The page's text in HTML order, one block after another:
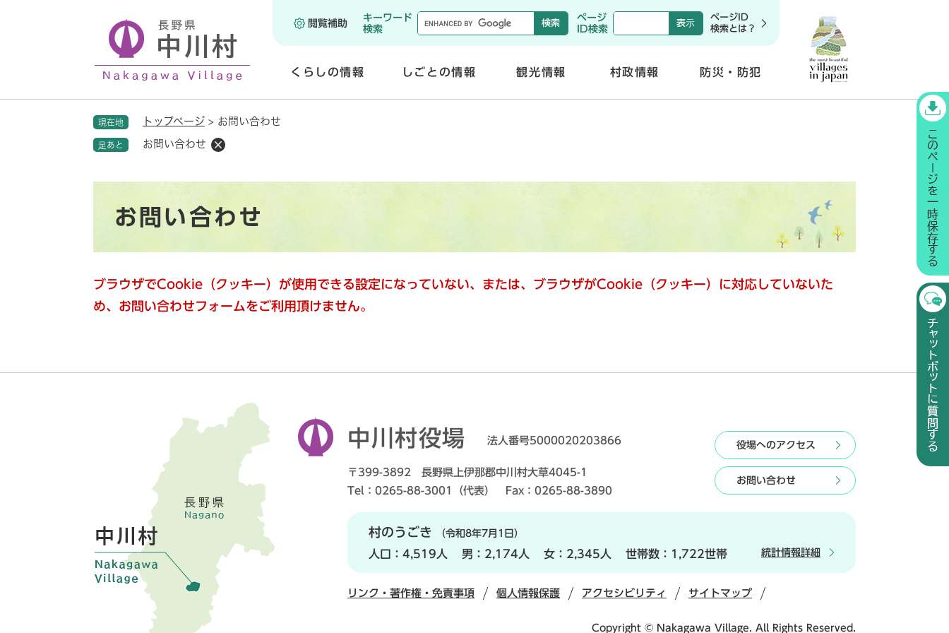
メニューを飛ばして本文へ
閲覧補助
キーワード
検索
ページ
ID検索
ページID
検索とは？
くらしの情報
く
しごとの情報 観光情報 村政情報 防災・防犯
現在地 トップページ > お問い合わせ
足あと お問い合わせ
お問い合わせ
ブラウザでCookie（クッキー）が使用できる設定になっていない、または、ブラウザがCookie（クッキー）に対応していないた
め、お問い合わせフォームをご利用頂けません。
中川村役場 法人番号5000020203866
〒399-3892 長野県上伊那郡中川村大草4045-1
Tel：0265-88-3001（代表） Fax：0265-88-3890
役場へのアクセス
お問い合わせ
村のうごき （令和8年7月1日）
人口： 4,519人 男： 2,174人 女： 2,345人 世帯数： 1,722世帯 統計情報詳細
リンク・著作権・免責事項 個人情報保護 アクセシビリティ サイトマップ
Copyright © Nakagawa Village. All Rights Reserved.